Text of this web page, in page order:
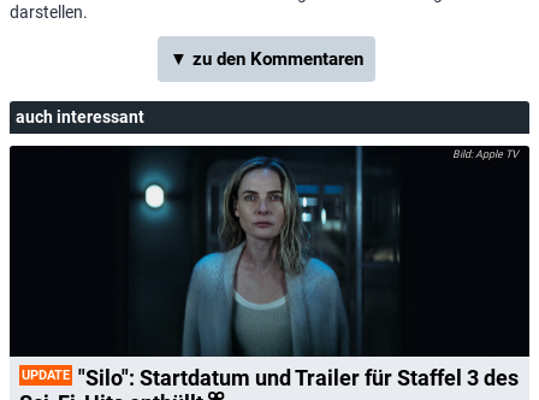
darstellen.
▼ zu den Kommentaren
auch interessant
Apple TV
UPDATE "Silo": Startdatum und Trailer für Staffel 3 des